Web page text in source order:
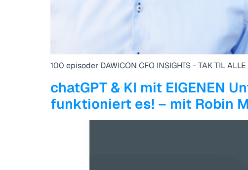
100 episoder DAWICON CFO INSIGHTS - TAK TIL ALLE
chatGPT & KI mit EIGENEN
funktioniert es! – mit Robin